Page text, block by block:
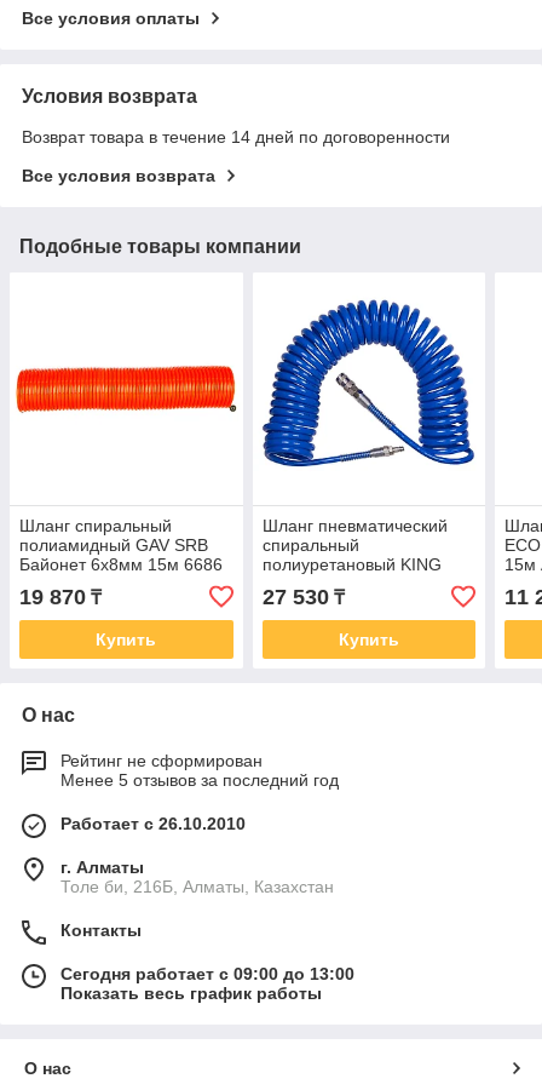
Все условия оплаты
Условия возврата
Возврат товара в течение 14 дней по договоренности
Все условия возврата
Подобные товары компании
Шланг спиральный
полиамидный GAV SRB
Байонет 6х8мм 15м 6686
19 870 ₸
Купить
Шланг пневматический
спиральный
полиуретановый KING
TONY 8х12мм 20м 79962-
20
27 530₸
Купить
15м
11
О нас
Рейтинг не сформирован
Менее 5 отзывов за последний год
Работает с 26.10.2010
г. Алматы
Толе би, 216Б, Алматы, Казахстан
Контакты
Сегодня работает с 09:00 до 13:00
Показать весь график работы
О нас